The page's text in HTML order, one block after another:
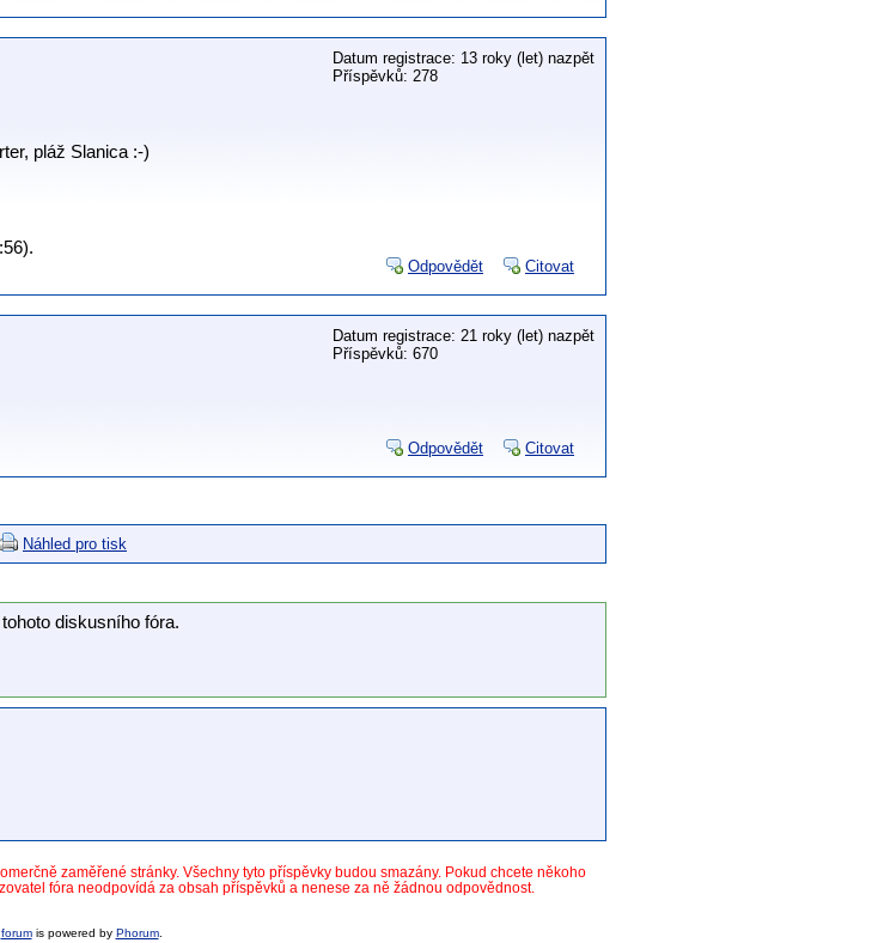
Datum registrace: 13 roky (let) nazpět
Příspěvků: 278
pláž Slanica :-)
Odpovědět Citovat
Datum registrace: 21 roky (let) nazpět
Příspěvků: 670
Odpovědět Citovat
Náhled pro tisk
diskusního fóra.
zaměřené stránky. Všechny tyto příspěvky budou smazány. Pokud chcete někoho
fóra neodpovídá za obsah příspěvků a nenese za ně žádnou odpovědnost.
forumis powered by Phorum.